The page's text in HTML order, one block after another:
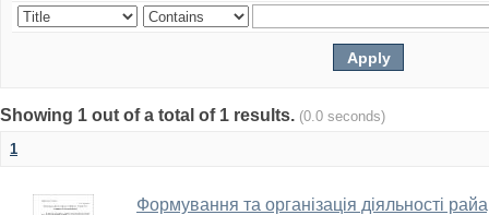
Showing 1 out of a total of 1 results. (0.0 seconds)
1
Формування та організація діяльності